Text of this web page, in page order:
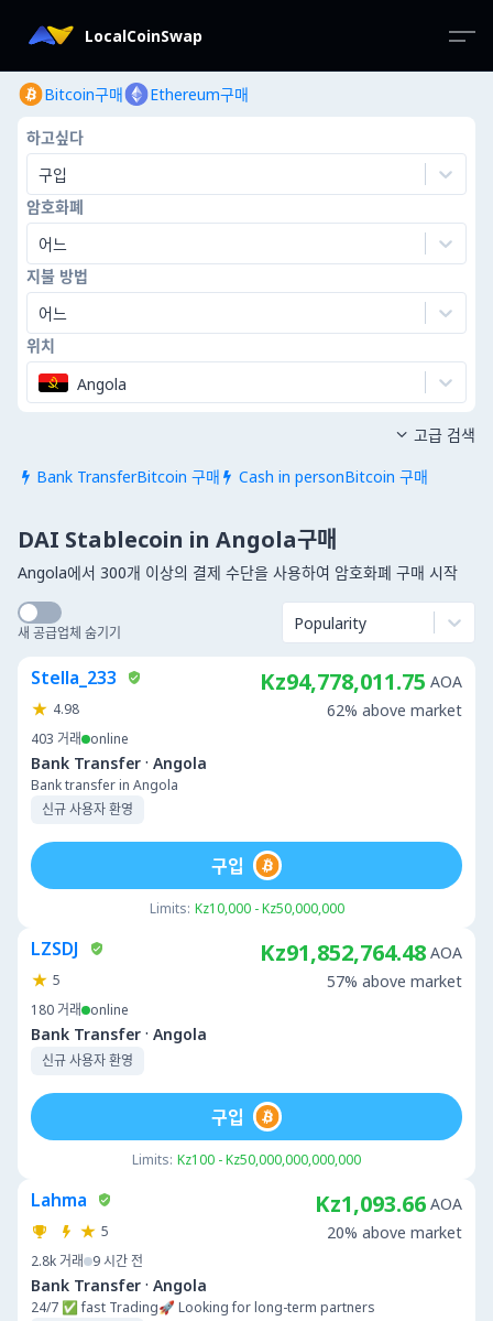
LocalCoinSwap
Bitcoin구매 Ethereum구매
하고싶다
구입
암호화폐
어느
지불 방법
어느
위치
Angola
 Bank TransferBitcoin 구매  Cash in personBitcoin 구매
 고급 검색
DAI Stablecoin in Angola구매
Angola에서 300개 이상의 결제 수단을 사용하여 암호화폐 구매 시작
새 공급업체 숨기기 Popularity
Stella_233
4.98
403 거래 online
Bank Transfer · Angola
Bank transfer in Angola
신규 사용자 환영
Kz94,778,011.75 AOA
62% above market
Limits: Kz10,000 - Kz50,000,000
구입
LZSDJ
5
180 거래 online
Bank Transfer · Angola
신규 사용자 환영
Kz91,852,764.48 AOA
57% above market
Limits: Kz100 - Kz50,000,000,000,000
구입
Lahma
5
2.8k 거래 9 시간 전
Bank Transfer · Angola
24/7 ✅ fast Trading🚀 Looking for long-term partners
Kz1,093.66 AOA
20% above market